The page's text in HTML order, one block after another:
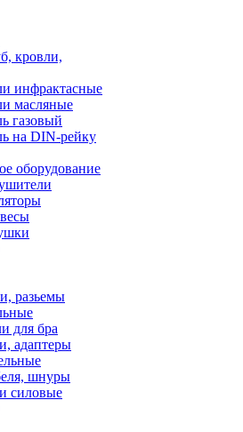
кровли,
инфрактасные
масляные
газовый
на DIN-рейку
оборудование
разьемы
для бра
адаптеры
шнуры
силовые